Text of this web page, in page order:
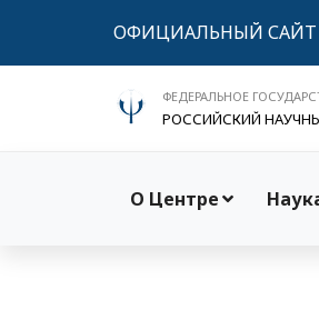
ОФИЦИАЛЬНЫЙ САЙТ
ФЕДЕРАЛЬНОЕ
РОССИЙСКИЙ
О Центре